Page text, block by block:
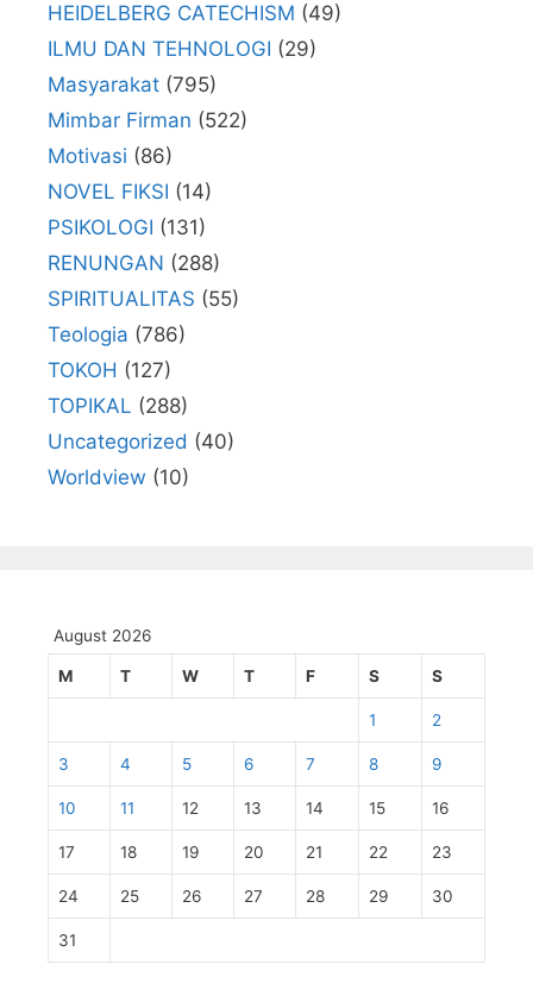
HEIDELBERG CATECHISM (49)
ILMU DAN TEHNOLOGI (29)
Masyarakat (795)
Mimbar Firman (522)
Motivasi (86)
NOVEL FIKSI (14)
PSIKOLOGI (131)
RENUNGAN (288)
SPIRITUALITAS (55)
Teologia (786)
TOKOH (127)
TOPIKAL (288)
Uncategorized (40)
Worldview (10)
August 2026
M T W T F S S
1 2
3 4 5 6 7 8 9
10 11 12 13 14 15 16
17 18 19 20 21 22 23
24 25 26 27 28 29 30
31